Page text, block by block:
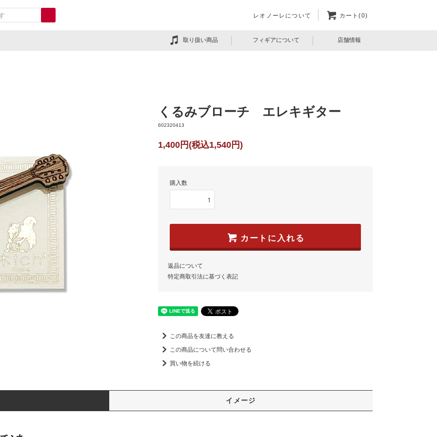
レオノーレについて カート(0)
取り扱い商品 フィギアについて 店舗情報
くるみブローチ エレキギター
602320413
1,400円(税込1,540円)
購入数
カートに入れる
返品について
特定商取引法に基づく表記
この商品を友達に教える
この商品について問い合わせる
買い物を続ける
イメージ